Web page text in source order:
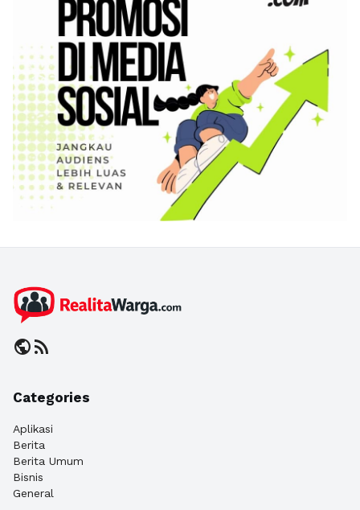
publicrss_feed
Categories
Aplikasi
Berita
Berita Umum
Bisnis
General